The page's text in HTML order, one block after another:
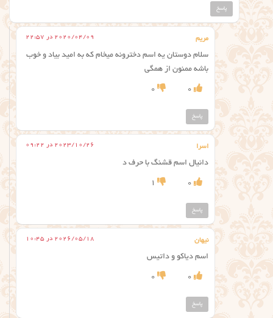
پاسخ
مریم 2020/04/09 در 22:57
سلام دوستان یه اسم دخترونه میخام که به امید بیاد و خوب
باشه ممنون از همگی
0
0
پاسخ
اسرا 2023/10/26 در 09:22
دانیال اسم قشنگ با حرف د
0
1
پاسخ
نیهان 2026/05/18 در 10:45
اسم دیاکو و داتیس
0
0
پاسخ